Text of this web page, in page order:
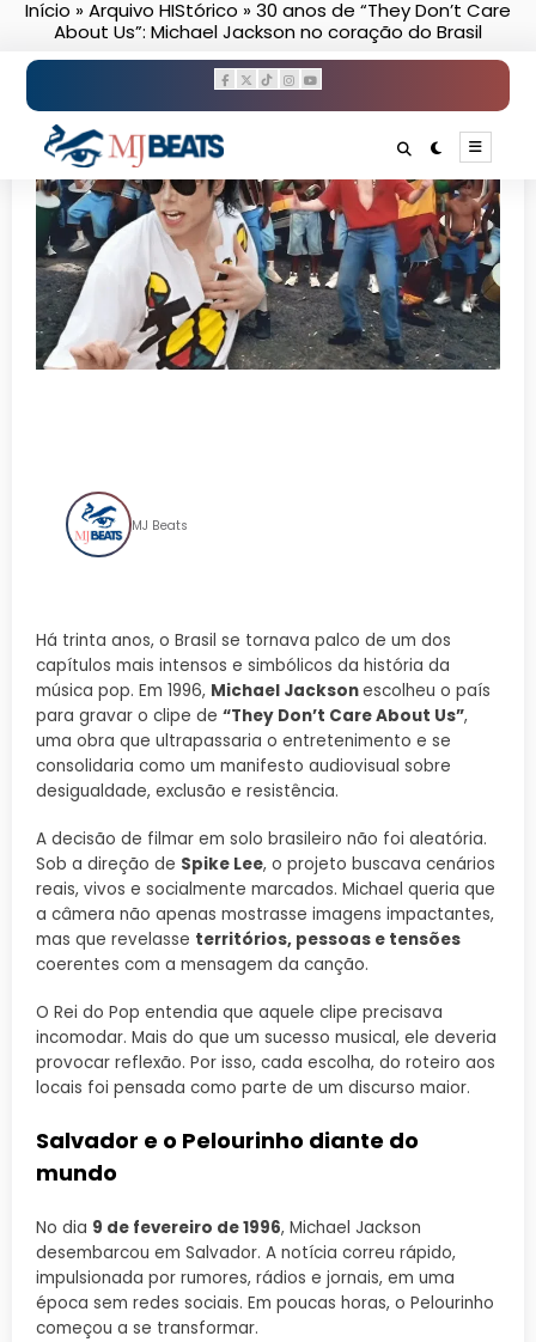
PularInício »Arquivo HIStórico »30 anos de “They Don’t Care
About Us”: Michael Jackson no coração do Brasil
MJ Beats
Há trinta anos, o Brasil se tornava palco de um dos
capítulos mais intensos e simbólicos da história da
música pop. Em 1996, Michael Jacksonescolheu o país
para gravar o clipe de “They Don’t Care About Us”,
uma obra que ultrapassaria o entretenimento e se
consolidaria como um manifesto audiovisual sobre
desigualdade, exclusão e resistência.
A decisão de filmar em solo brasileiro não foi aleatória.
Sob a direção de Spike Lee, o projeto buscava cenários
reais, vivos e socialmente marcados. Michael queria que
a câmera não apenas mostrasse imagens impactantes,
mas que revelasse territórios, pessoas e tensões
coerentes com a mensagem da canção.
O Rei do Pop entendia que aquele clipe precisava
incomodar. Mais do que um sucesso musical, ele deveria
provocar reflexão. Por isso, cada escolha, do roteiro aos
locais foi pensada como parte de um discurso maior.
Salvador e o Pelourinho diante do
mundo
No dia 9 de fevereiro de 1996, Michael Jackson
desembarcou em Salvador. A notícia correu rápido,
impulsionada por rumores, rádios e jornais, em uma
época sem redes sociais. Em poucas horas, o Pelourinho
começou a se transformar.